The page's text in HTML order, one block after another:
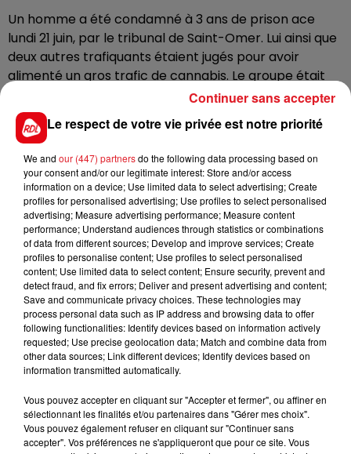
Un homme a été condamné à 3 ans de prison ace
lundi 21 juin, par le tribunal de Saint-Omer. Lui ainsi que
deux autres trafiquants étaient jugés pour avoir
alimenté un gros trafic de cannabis. Le groupe était
l’un des plus importants grossistes de l’Audomarois. Il
générait jusqu'à près de 170.000 euros de chiffres
d’affaires par mois.
FIL D'ACTUS
15 juillet 2026
BÉTHUNE: ENQUÊTE POUR HOMICIDE
VOLONTAIRE EN COURS, APRÈS LA...
Selon les premiers éléments, le logement servait
à des prostituées
Le respect de votre vie privée est notre priorité
We and our (447) partnersdo the following data processing based on
your consent and/or our legitimate interest: Store and/or access
information on a device; Use limited data to select advertising; Create
profiles for personalised advertising; Use profiles to select personalised
advertising; Measure advertising performance; Measure content
performance; Understand audiences through statistics or combinations
of data from different sources; Develop and improve services; Create
profiles to personalise content; Use profiles to select personalised
content; Use limited data to select content; Ensure security, prevent and
detect fraud, and fix errors; Deliver and present advertising and content;
Save and communicate privacy choices. These technologies may
process personal data such as IP address and browsing data to offer
following functionalities: Identify devices based on information actively
requested; Use precise geolocation data; Match and combine data from
other data sources; Link different devices; Identify devices based on
information transmitted automatically.
Vous pouvez accepter en cliquant sur "Accepter et fermer", ou affiner en
sélectionnant les finalités et/ou partenaires dans "Gérer mes choix".
Vous pouvez également refuser en cliquant sur "Continuer sans
accepter". Vos préférences ne s'appliqueront que pour ce site. Vous
Continuer sans accepter